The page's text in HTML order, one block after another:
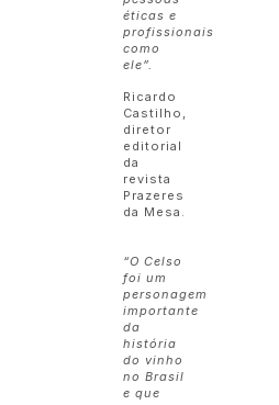
éticas e
profissionais
como
ele”.
Ricardo
Castilho,
diretor
editorial
da
revista
Prazeres
da Mesa.
“O Celso
foi um
personagem
importante
da
história
do vinho
no Brasil
e que